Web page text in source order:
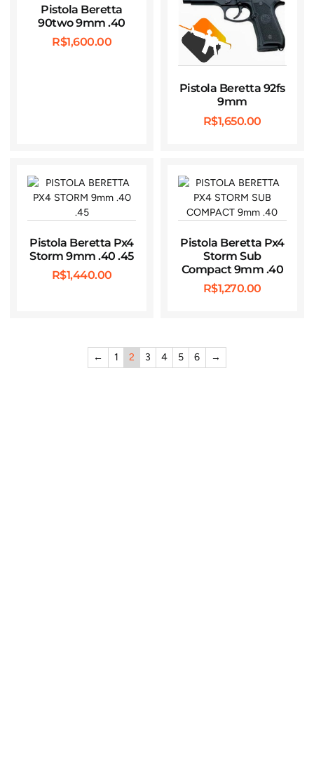
Pistola Beretta
90two 9mm .40
R$1,600.00
Pistola Beretta 92fs
9mm
R$1,650.00
Pistola Beretta Px4
Storm 9mm .40 .45
R$1,440.00
Pistola Beretta Px4
Storm Sub
Compact 9mm .40
R$1,270.00
← 1 2 3 4 5 6 →